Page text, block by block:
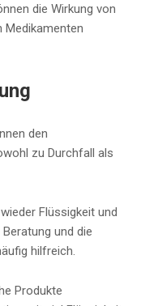
die Wirkung von
Medikamenten
den
zu Durchfall als
Flüssigkeit und
und die
hilfreich.
Produkte